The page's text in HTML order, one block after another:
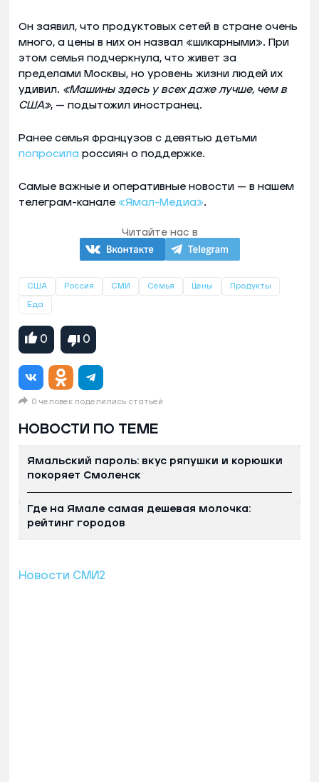
Он заявил, что продуктовых сетей в стране очень
много, а цены в них он назвал «шикарными». При
этом семья подчеркнула, что живет за
пределами Москвы, но уровень жизни людей их
удивил. «Машины здесь у всех даже лучше, чем в
США», — подытожил иностранец.
Ранее семья французов с девятью детьми
попросила россиян о поддержке.
Самые важные и оперативные новости — в нашем
телеграм-канале «Ямал-Медиа».
Читайте нас в
США Россия СМИ Семья Цены Продукты
Еда
0 0
0 человек поделились статьей
НОВОСТИ ПО ТЕМЕ
Ямальский пароль: вкус ряпушки и корюшки
покоряет Смоленск
Где на Ямале самая дешевая молочка:
рейтинг городов
Новости СМИ2